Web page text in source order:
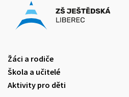
Žáci a rodiče
Škola a učitelé
Aktivity pro děti